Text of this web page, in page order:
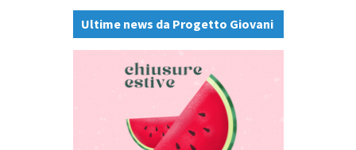
Ultime news da Progetto Giovani